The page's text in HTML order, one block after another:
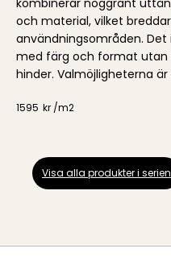
kombinerar noggrant
och material, vilket
användningsområden.
med färg och format utan
hinder. Valmöjligheterna är
1595 kr /m2
Visa alla produkter i serien